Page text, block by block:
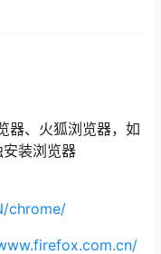
器、火狐浏览器，如
装浏览器
chrome/